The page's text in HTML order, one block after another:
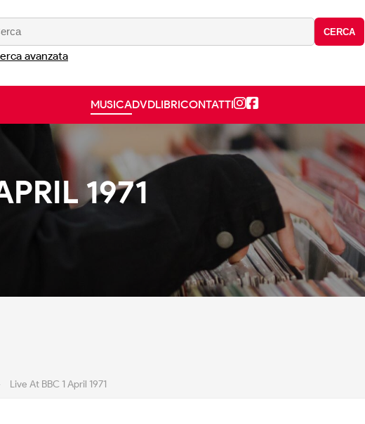
CERCA
avanzata
MUSICADVDLIBRICONTATTI
1971
Live At BBC 1 April 1971